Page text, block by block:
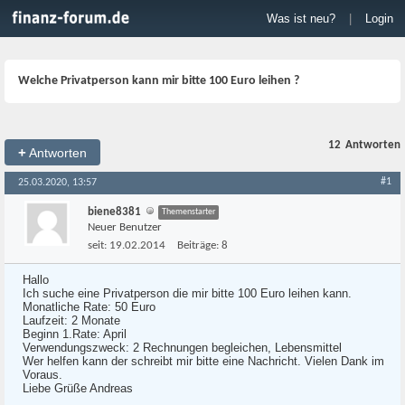
Was ist neu? Login
Welche Privatperson kann mir bitte 100 Euro leihen ?
+Antworten
12 Antworten
25.03.2020, 13:57 #1
biene8381 Themenstarter
Neuer Benutzer
seit: 19.02.2014 Beiträge: 8
Hallo
Ich suche eine Privatperson die mir bitte 100 Euro leihen kann.
Monatliche Rate: 50 Euro
Laufzeit: 2 Monate
Beginn 1.Rate: April
Verwendungszweck: 2 Rechnungen begleichen, Lebensmittel
Wer helfen kann der schreibt mir bitte eine Nachricht. Vielen Dank im
Voraus.
Liebe Grüße Andreas